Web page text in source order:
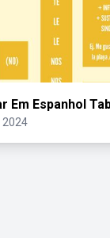
Em Espanhol
2024